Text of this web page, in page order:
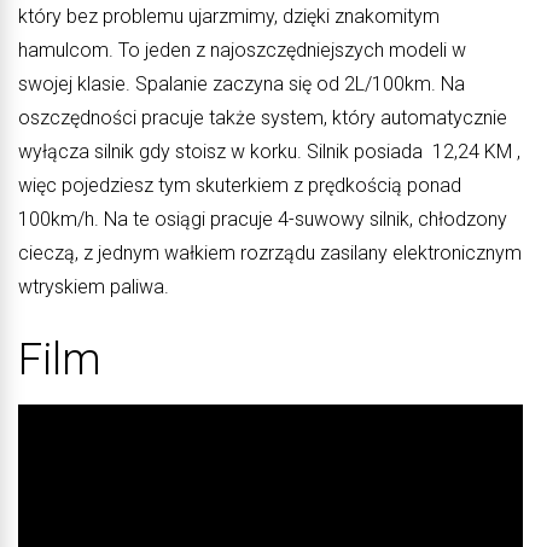
który bez problemu ujarzmimy, dzięki znakomitym
hamulcom. To jeden z najoszczędniejszych modeli w
swojej klasie. Spalanie zaczyna się od 2L/100km. Na
oszczędności pracuje także system, który automatycznie
wyłącza silnik gdy stoisz w korku. Silnik posiada 12,24 KM ,
więc pojedziesz tym skuterkiem z prędkością ponad
100km/h. Na te osiągi pracuje 4-suwowy silnik, chłodzony
cieczą, z jednym wałkiem rozrządu zasilany elektronicznym
wtryskiem paliwa.
Film